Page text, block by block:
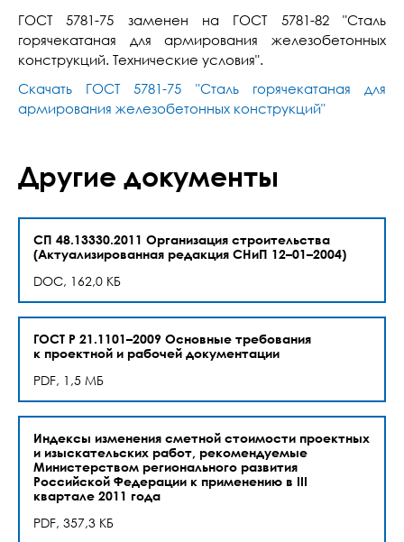
ГОСТ 5781-75 заменен на ГОСТ 5781-82 "Сталь
горячекатаная для армирования железобетонных
конструкций. Технические условия".
Скачать ГОСТ 5781-75 "Сталь горячекатаная для
армирования железобетонных конструкций"
Другие документы
СП 48.13330.2011 Организация строительства
(Актуализированная редакция СНиП 12–01–2004)
DOC, 162,0 КБ
ГОСТ Р 21.1101–2009 Основные требования
к проектной и рабочей документации
PDF, 1,5 МБ
Индексы изменения сметной стоимости проектных
и изыскательских работ, рекомендуемые
Министерством регионального развития
Российской Федерации к применению в III
квартале 2011 года
PDF, 357,3 КБ